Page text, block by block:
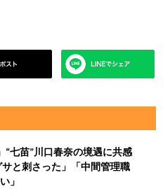
“七苗”川口春奈の境遇に共感
と刺さった」「中間管理職
」